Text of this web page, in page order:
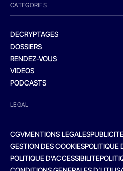
CATEGORIES
DECRYPTAGES
DOSSIERS
RENDEZ-VOUS
VIDEOS
PODCASTS
LEGAL
CGVMENTIONS LEGALES
GESTION DES COOKIESPOLITIQUE
POLITIQUE D’ACCESSIBILITE